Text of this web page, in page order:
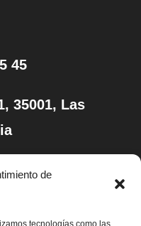
de
tecnologías como las
45
35001, Las
de